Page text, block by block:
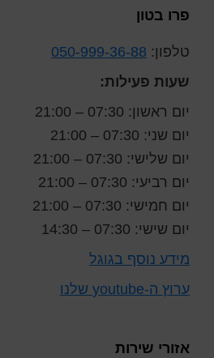
Footer
פרו בטון
טלפון: 050-999-36-88
שעות פעילות:
יום ראשון: 07:30 – 21:00
יום שני: 07:30 – 21:00
יום שלישי: 07:30 – 21:00
יום רביעי: 07:30 – 21:00
יום חמישי: 07:30 – 21:00
יום שישי: 07:30 – 14:30
מידע נוסף בגוגל
ערוץ ה-youtube שלנו
אזורי שירות